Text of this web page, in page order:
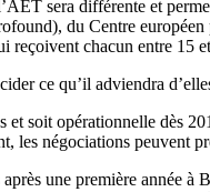
sera différente et
du Centre
chacun entre 15
ce qu’il adviendra
soit opérationnelle dès
les négociations peuvent
une première année